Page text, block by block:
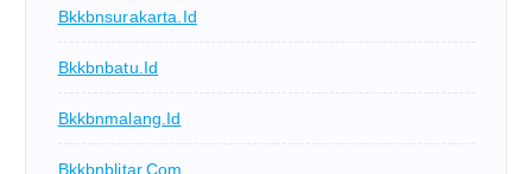
Bkkbnsurakarta.id
Bkkbnbatu.id
Bkkbnmalang.id
Bkkbnblitar.com